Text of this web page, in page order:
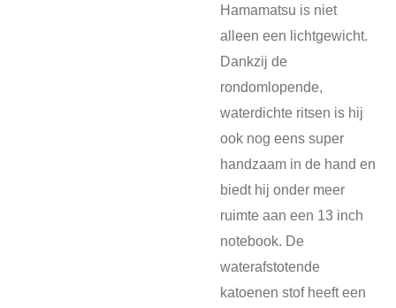
Hamamatsu is niet
alleen een lichtgewicht.
Dankzij de
rondomlopende,
waterdichte ritsen is hij
ook nog eens super
handzaam in de hand en
biedt hij onder meer
ruimte aan een 13 inch
notebook. De
waterafstotende
katoenen stof heeft een